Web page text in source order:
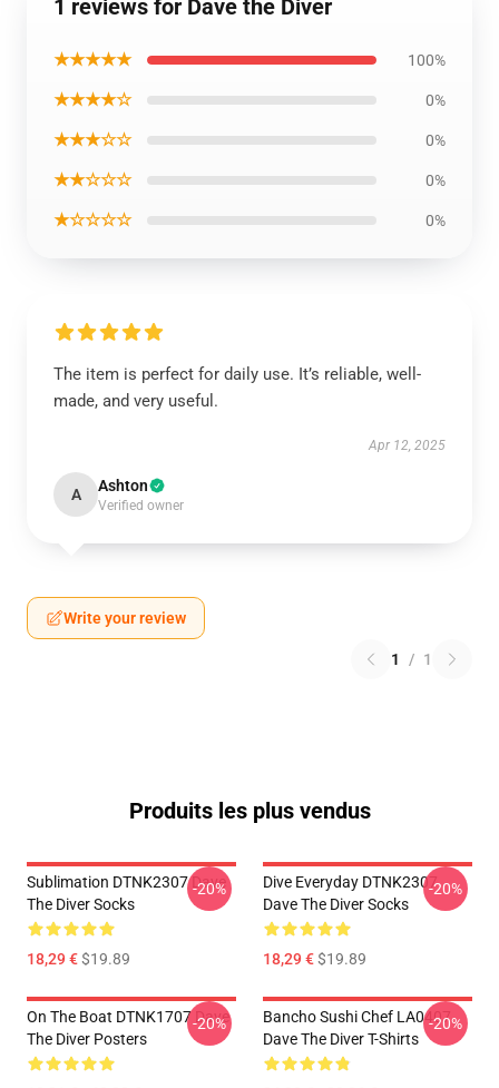
1 reviews for Dave the Diver
★★★★★ 100%
★★★★☆ 0%
★★★☆☆ 0%
★★☆☆☆ 0%
★☆☆☆☆ 0%
The item is perfect for daily use. It’s reliable, well-
made, and very useful.
Apr 12, 2025
A Ashton
Verified owner
Write your review
1 / 1
Produits les plus vendus
Sublimation DTNK2307 Dave
The Diver Socks
18,29 €$19.89
-20%
Dive Everyday DTNK2307
Dave The Diver Socks
18,29 €$19.89
-20%
On The Boat DTNK1707 Dave
The Diver Posters
-20%
Bancho Sushi Chef LA0407
Dave The Diver T-Shirts
-20%